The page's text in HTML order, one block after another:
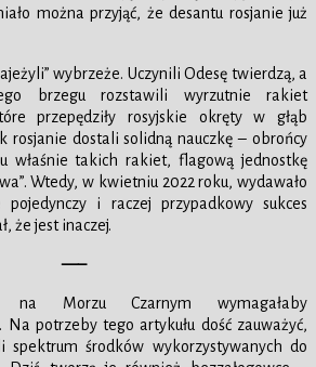
można przyjąć, że desantu rosjanie już
wybrzeże. Uczynili Odesę twierdzą, a
brzegu rozstawili wyrzutnie rakiet
przepędziły rosyjskie okręty w głąb
rosjanie dostali solidną nauczkę – obrońcy
właśnie takich rakiet, flagową jednostkę
Wtedy, w kwietniu 2022 roku, wydawało
i raczej przypadkowy sukces
że jest inaczej.
—–
na Morzu Czarnym wymagałaby
Na potrzeby tego artykułu dość zauważyć,
spektrum środków wykorzystywanych do